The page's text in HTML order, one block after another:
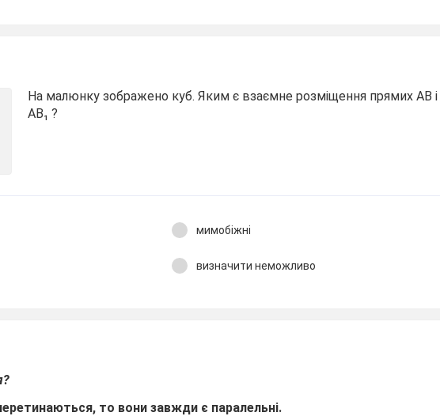
На малюнку зображено куб. Яким є взаємне розміщення прямих АВ і
АВ₁ ?
мимобіжні
визначити неможливо
то вони завжди є паралельні.